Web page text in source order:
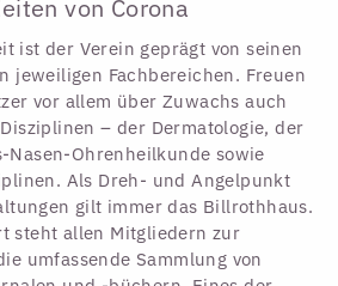
von Corona
ist der Verein geprägt von seinen
jeweiligen Fachbereichen. Freuen
vor allem über Zuwachs auch
– der Dermatologie, der
Nasen-Ohrenheilkunde sowie
Als Dreh- und Angelpunkt
gilt immer das Billrothhaus.
steht allen Mitgliedern zur
umfassende Sammlung von